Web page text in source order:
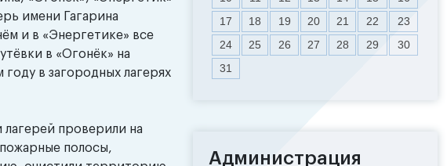
имени Гагарина
и в «Энергетике» все
в «Огонёк» на
в загородных лагерях
проверили на
полосы,
17
18 19 20 21 22
23
24
25 26 27 28 29
30
31
Администрация